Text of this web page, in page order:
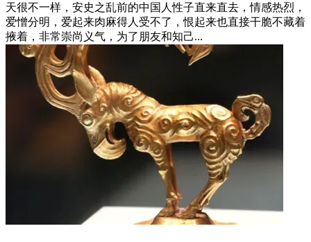
天很不一样，安史之乱前的中国人性子直来直去，情感热烈，
爱憎分明，爱起来肉麻得人受不了，恨起来也直接干脆不藏着
掖着，非常崇尚义气，为了朋友和知己...